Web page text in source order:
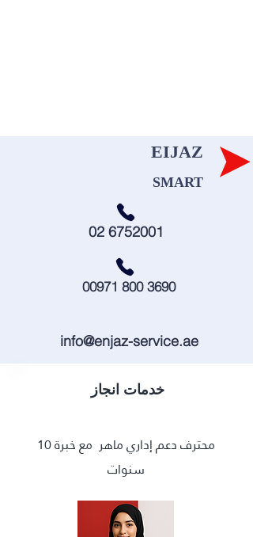
EIJAZ
SMART
02 6752001
00971 800 3690
info@enjaz-service.ae
خدمات انجاز
محترف دعم إداري ماهر مع خبرة 10
سنوات